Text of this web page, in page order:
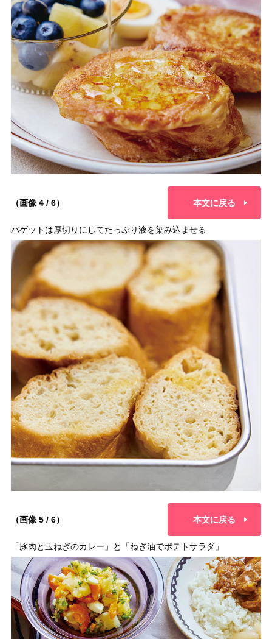
（画像 4 / 6） 本文に戻る
バゲットは厚切りにしてたっぷり液を染み込ませる
（画像 5 / 6） 本文に戻る
「豚肉と玉ねぎのカレー」と「ねぎ油でポテトサラダ」